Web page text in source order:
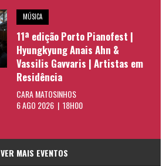
MÚSICA
11ª edição Porto Pianofest |
Hyungkyung Anais Ahn &
Vassilis Gavvaris | Artistas em
Residência
CARA MATOSINHOS
6 AGO 2026 | 18H00
VER MAIS EVENTOS